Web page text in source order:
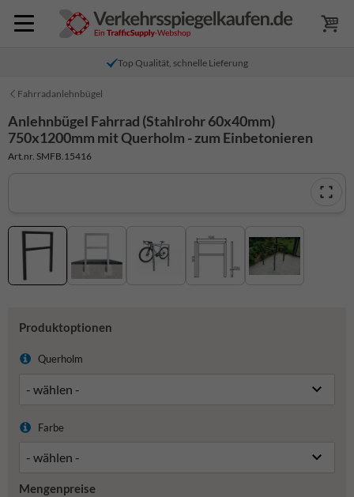
Top Qualität, schnelle Lieferung
Fahrradanlehnbügel
Anlehnbügel Fahrrad (Stahlrohr 60x40mm)
750x1200mm mit Querholm - zum Einbetonieren
Art.nr. SMFB.15416
Produktoptionen
Querholm
Farbe
Mengenpreise